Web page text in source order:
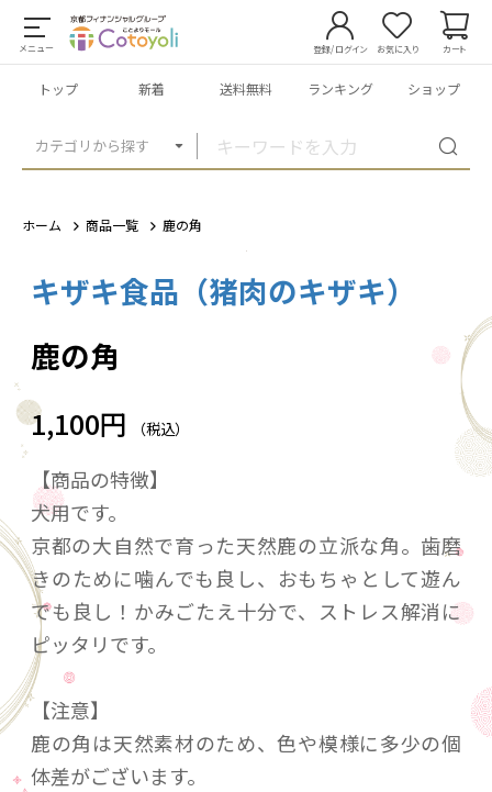
メニュー
カテゴリから探す
登録/ログイン お気に入り カート
トップ 新着 送料無料 ランキング ショップ
ホーム 商品一覧 鹿の角
キザキ食品（猪肉のキザキ）
鹿の角
1,100円 （税込）
【商品の特徴】
犬用です。
京都の大自然で育った天然鹿の立派な角。歯磨
きのために噛んでも良し、おもちゃとして遊ん
でも良し！かみごたえ十分で、ストレス解消に
ピッタリです。
【注意】
鹿の角は天然素材のため、色や模様に多少の個
体差がございます。